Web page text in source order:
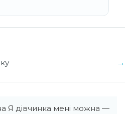
Я дівчинка мені можна —